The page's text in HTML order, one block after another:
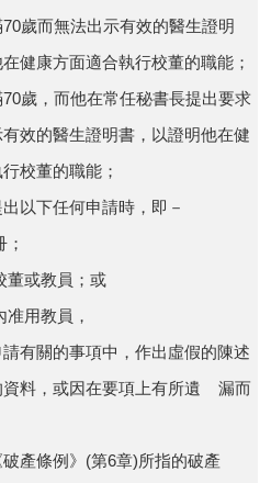
歲而無法出示有效的醫生證明
健康方面適合執行校董的職能；
歲，而他在常任秘書長提出要求
效的醫生證明書，以證明他在健
校董的職能；
以下任何申請時，即－
或教員；或
用教員，
有關的事項中，作出虛假的陳述
資料，或因在要項上有所遺 漏而
產條例》(第6章)所指的破產